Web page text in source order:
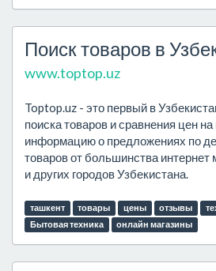
Поиск товаров в
www.toptop.uz
Toptop.uz - это первый в
поиска товаров и сравнения цен
информацию о предложениях по
товаров от большинства интернет
и других городов Узбекистана.
ташкент товары цены отзывы
Бытовая техника
онлайн магазины